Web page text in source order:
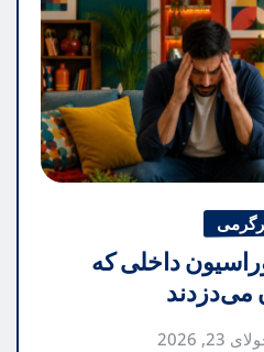
داخلی که
می‌دزدند
23, 2026